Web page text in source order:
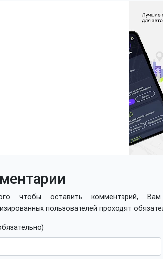
чтобы оставить комментарий,
пользователей проходят